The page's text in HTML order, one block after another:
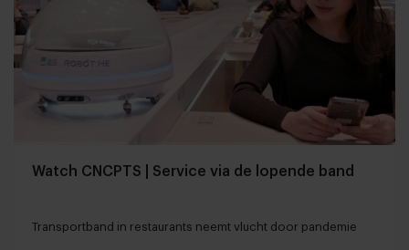
Watch CNCPTS | Service via de lopende band
Transportband in restaurants neemt vlucht door pandemie